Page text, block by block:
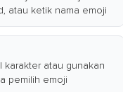
atau ketik nama emoji
karakter atau gunakan
pemilih emoji